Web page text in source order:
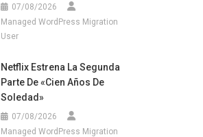
07/08/2026
Managed WordPress Migration
User
Netflix Estrena La Segunda
Parte De «Cien Años De
Soledad»
07/08/2026
Managed WordPress Migration